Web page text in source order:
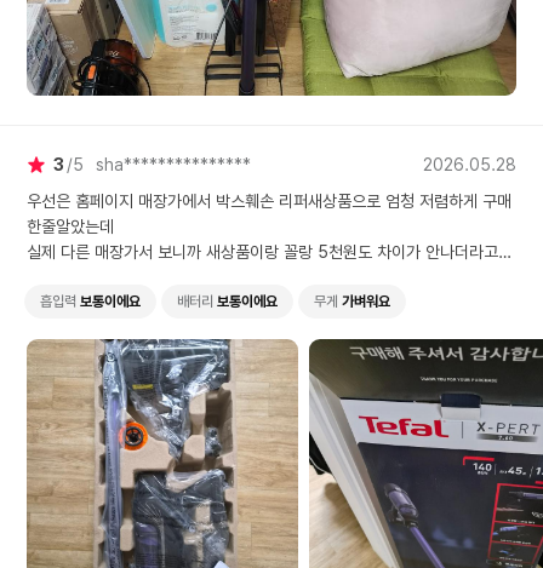
3 5 sha***************
2026.05.28
우선은 홈페이지 매장가에서 박스훼손 리퍼새상품으로 엄청 저렴하게 구매
한줄알았는데
실제 다른 매장가서 보니까 새상품이랑 꼴랑 5천원도 차이가 안나더라고
그냥쓰긴하겠지만. 눈가리고 아웅식은 아날로그시대적수법이에요. 그리고
흡입력 보통이에요 배터리 보통이에요 무게 가벼워요